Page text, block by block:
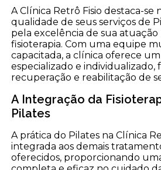
A Clínica Retrô Fisio destaca-se
qualidade de seus serviços de
pela excelência de sua atuação
fisioterapia. Com uma equipe
capacitada, a clínica oferece
especializado e individualizado,
recuperação e reabilitação de
A Integração da
Pilates
A prática do Pilates na Clínica
integrada aos demais
oferecidos, proporcionando